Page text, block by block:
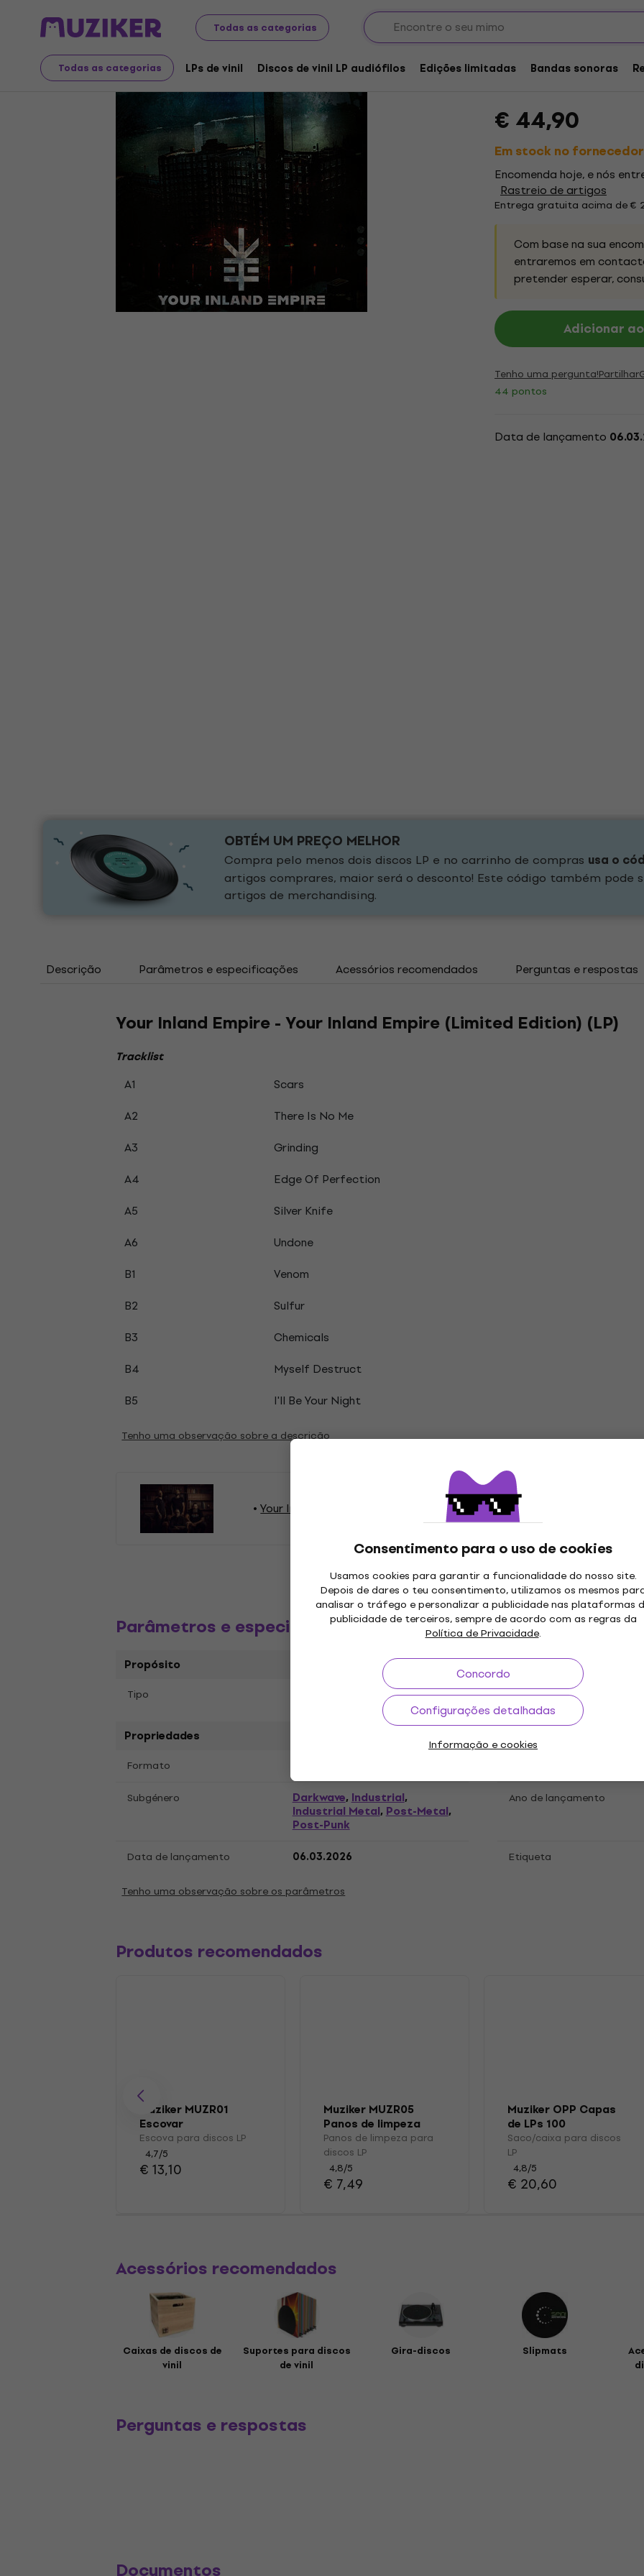
Todas as categorias
Todas as categorias LPs de vinil Discos de vinil LP audiófilos Edições limitadas Bandas sonoras
Consentimento para o uso de cookies
Usamos cookies para garantir a funcionalidade do nosso site.
Depois de dares o teu consentimento, utilizamos os mesmos
analisar o tráfego e personalizar a publicidade nas plataformas
publicidade de terceiros, sempre de acordo com as regras da
Política de Privacidade.
Concordo
Configurações detalhadas
Informação e cookies
Discos LP e CDs LPs de vinil
Your Inland Empire
(LP)
€ 44,90
Em stock no fornecedor
Encomenda hoje, e nós
Rastreio de artigos
Entrega gratuita acima de €
Com base na sua
entraremos em
pretender esperar,
Adicionar
Tenho uma pergunta!Partilhar
44 pontos
Data de lançamento
OBTÉM UM PREÇO MELHOR
Compra pelo menos dois discos LP e no carrinho de compras usa o
artigos comprares, maior será o desconto! Este código também pode
artigos de merchandising.
Descrição Parâmetros e especificações Acessórios recomendados Perguntas e respostas
Your Inland Empire - Your Inland Empire (Limited Edition) (LP)
Tracklist
A1
Scars
A2
There Is No Me
A3
Grinding
A4
Edge Of Perfection
A5
Silver Knife
A6
Undone
B1
Venom
B2
Sulfur
B3
Chemicals
B4
Myself Destruct
B5
I'll Be Your Night
Tenho uma observação sobre a descrição
Your Inland Empire Discos de vinil LP
Parâmetros e especificações
Propósito
Tipo
Propriedades
Formato
Subgénero
Darkwave,Industrial,
Industrial Metal,Post-Metal,
Post-Punk
Ano de lançamento
Data de lançamento 06.03.2026 Etiqueta
Tenho uma observação sobre os parâmetros
Produtos recomendados
Muziker MUZR01
Escovar
Escova para discos LP
4,7/5
€ 13,10
Muziker MUZR05
Panos de limpeza
para discos LP
Panos de limpeza para
discos LP
4,8/5
€ 7,49
Muziker OPP Capas
de LPs 100
Saco/caixa para discos
LP
4,8/5
€ 20,60
Acessórios recomendados
Caixas de discos de
vinil
Suportes para discos
de vinil
Gira-discos Slipmats
Perguntas e respostas
Documentos